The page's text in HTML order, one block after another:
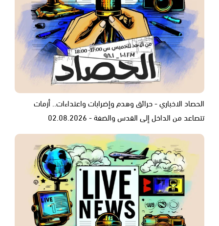
الحصاد الاخباري - حرائق وهدم وإضرابات واعتداءات.. أزمات
تتصاعد من الداخل إلى القدس والضفة - 02.08.2026